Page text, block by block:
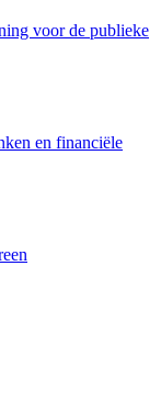
voor de publieke
en financiële